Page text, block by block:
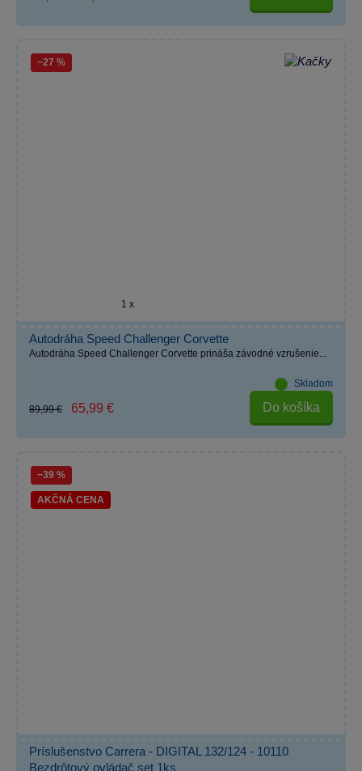
−27 %
1 x
Autodráha Speed Challenger Corvette
Autodráha Speed Challenger Corvette prináša závodné vzrušenie...
Skladom
89,99 € 65,99 € Do košíka
−39 %
AKČNÁ CENA
Príslušenstvo Carrera - DIGITAL 132/124 - 10110
Bezdrôtový ovládač set 1ks